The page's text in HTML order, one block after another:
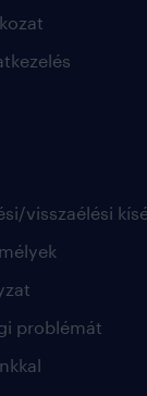
visszaélési
problémát